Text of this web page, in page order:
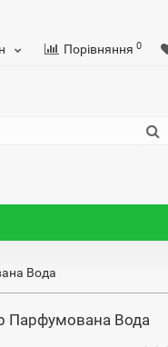
Порівняння 0
Вода
Парфумована Вода